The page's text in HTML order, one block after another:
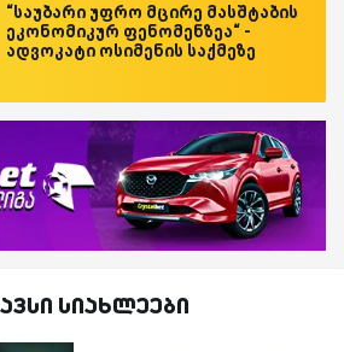
“საუბარი უფრო მცირე მასშტაბის
ეკონომიკურ ფენომენზეა“ -
ადვოკატი ოსიმენის საქმეზე
სიახლეები